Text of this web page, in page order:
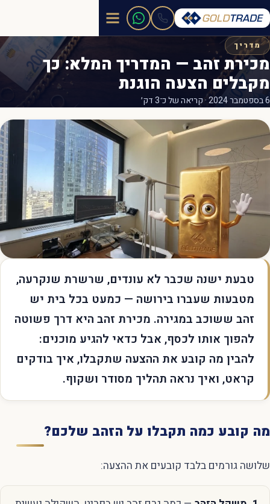
מדריך
מכירת זהב — המדריך המלא: כך
מקבלים הצעה הוגנת
6 בספטמבר 2024 · קריאה של כ־3 דק׳
טבעת ישנה שכבר לא עונדים, שרשרת שנקרעה,
מטבעות שעברו בירושה — כמעט בכל בית יש
זהב ששוכב במגירה. מכירת זהב היא דרך פשוטה
להפוך אותו לכסף, אבל כדאי להגיע מוכנים:
להבין מה קובע את ההצעה שתקבלו, איך בודקים
קראט, ואיך נראה תהליך מסודר ושקוף.
מה קובע כמה תקבלו על הזהב שלכם?
שלושה גורמים בלבד קובעים את ההצעה: